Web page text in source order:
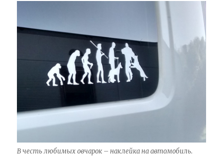
В честь любимых овчарок – наклейка на автомобиль.